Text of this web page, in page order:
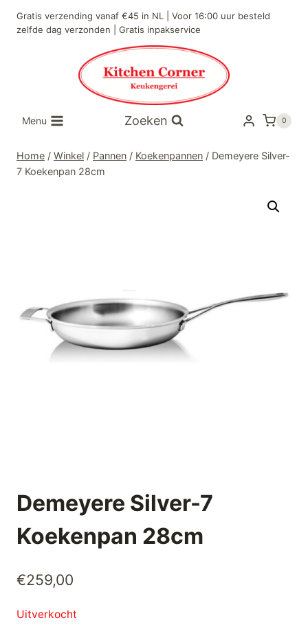
naar
Gratis verzending vanaf €45 in NL | Voor 16:00 uur besteld
zelfde dag verzonden | Gratis inpakservice
Menu Zoeken 0
Home / Winkel / Pannen / Koekenpannen / Demeyere Silver-
7 Koekenpan 28cm
Demeyere Silver-7
Koekenpan 28cm
€259,00
Uitverkocht